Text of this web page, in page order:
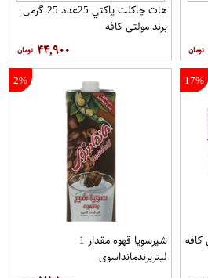
هات چاکلت پاکتي 25عدد 25 گرمی
برند مولتي کافه
۴۴,۹۰۰
17%
2%
شیرسویا قهوه مقدار 1
لیتربرندمانداسوی